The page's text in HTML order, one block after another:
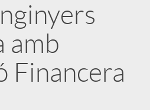
amb
Financera